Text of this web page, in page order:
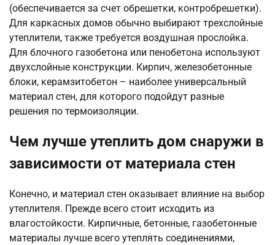
(обеспечивается за счет обрешетки, контробрешетки).
Для каркасных домов обычно выбирают трехслойные
утеплители, также требуется воздушная прослойка.
Для блочного газобетона или пенобетона используют
двухслойные конструкции. Кирпич, железобетонные
блоки, керамзитобетон – наиболее универсальный
материал стен, для которого подойдут разные
решения по термоизоляции.
Чем лучше утеплить дом снаружи в
зависимости от материала стен
Конечно, и материал стен оказывает влияние на выбор
утеплителя. Прежде всего стоит исходить из
влагостойкости. Кирпичные, бетонные, газобетонные
материалы лучше всего утеплять соединениями,